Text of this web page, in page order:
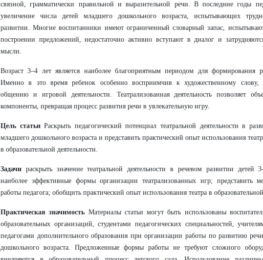
связной, грамматически правильной и выразительной речи. В последние годы
увеличение числа детей младшего дошкольного возраста, испытывающих
развитии. Многие воспитанники имеют ограниченный словарный запас,
построении предложений, недостаточно активно вступают в диалог и
мысли.
Возраст 3–4 лет является наиболее благоприятным периодом для формирования
Именно в это время ребенок особенно восприимчив к художественному слову,
общению и игровой деятельности. Театрализованная деятельность позволяет
компоненты, превращая процесс развития речи в увлекательную игру.
Цель статьиРаскрыть педагогический потенциал театральной деятельности в
младшего дошкольного возраста и представить практический опыт использования
в образовательной деятельности.
Задачи раскрыть значение театральной деятельности в речевом развитии детей
наиболее эффективные формы организации театрализованных игр; представить
работы педагога; обобщить практический опыт использования театра в
Практическая значимость Материалы статьи могут быть использованы
образовательных организаций, студентами педагогических специальностей,
педагогами дополнительного образования при организации работы по развитию
дошкольного возраста. Предложенные формы работы не требуют сложного